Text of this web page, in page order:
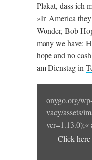
Plakat, dass ich
»In Amer­ica
Won­der, Bob
many we have:
hope and no
am Dien­stag in
content
from
YouTube
onygo​.org/​
v​a​c​y​/​a​s​s​e​t​s​/​
v​e​r​=​1​.​1​3.0);«
Click